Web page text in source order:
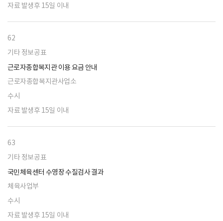
자료 발생후 15일 이내
62
기타 정보공표
근로자종합복지관 이용 요금 안내
근로자종합복지관사업소
수시
자료 발생후 15일 이내
63
기타 정보공표
국민체육센터 수영장 수질검사 결과
체육사업부
수시
자료 발생후 15일 이내